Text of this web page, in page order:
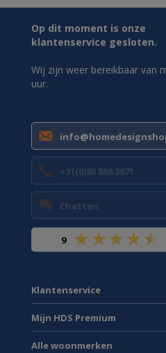
Op dit moment is onze
klantenservice gesloten.
Wij zijn weer bereikbaar van
uur.
+31(0)85 888 3671
Chatten
9
Klantenservice
Mijn HDS Premium
Alle woonmerken